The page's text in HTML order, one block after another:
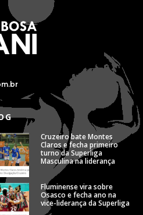
Cruzeiro bate Montes
Claros e fecha primeiro
turno da Superliga
Masculina na liderança
Fluminense vira sobre
Osasco e fecha ano na
vice-liderança da Superliga